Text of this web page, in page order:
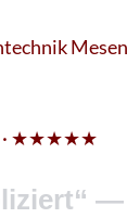
· ★★★★★